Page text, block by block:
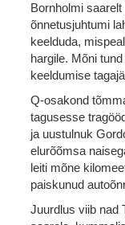
Bornholmi
õnnetusjuhtumi
keelduda,
hargile. Mõni
keeldumise
Q-osakond
tagusesse
ja uustulnuk
elurõõmsa
leiti mõne
paiskunud
Juurdlus viib nad